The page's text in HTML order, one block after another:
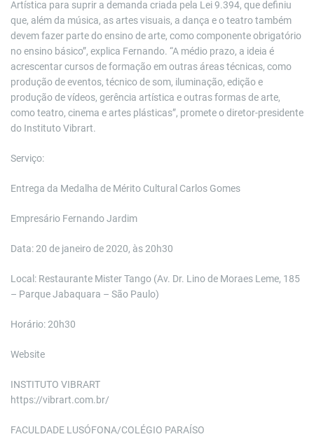
Artística para suprir a demanda criada pela Lei 9.394, que definiu
que, além da música, as artes visuais, a dança e o teatro também
devem fazer parte do ensino de arte, como componente obrigatório
no ensino básico”, explica Fernando. “A médio prazo, a ideia é
acrescentar cursos de formação em outras áreas técnicas, como
produção de eventos, técnico de som, iluminação, edição e
produção de vídeos, gerência artística e outras formas de arte,
como teatro, cinema e artes plásticas”, promete o diretor-presidente
do Instituto Vibrart.
Serviço:
Entrega da Medalha de Mérito Cultural Carlos Gomes
Empresário Fernando Jardim
Data: 20 de janeiro de 2020, às 20h30
Local: Restaurante Mister Tango (Av. Dr. Lino de Moraes Leme, 185
– Parque Jabaquara – São Paulo)
Horário: 20h30
Website
INSTITUTO VIBRART
https://vibrart.com.br/
FACULDADE LUSÓFONA/COLÉGIO PARAÍSO